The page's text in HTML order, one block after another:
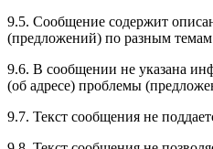
9.5. Сообщение содержит
(предложений) по разным
9.6. В сообщении не указана
(об адресе) проблемы
9.7. Текст сообщения не